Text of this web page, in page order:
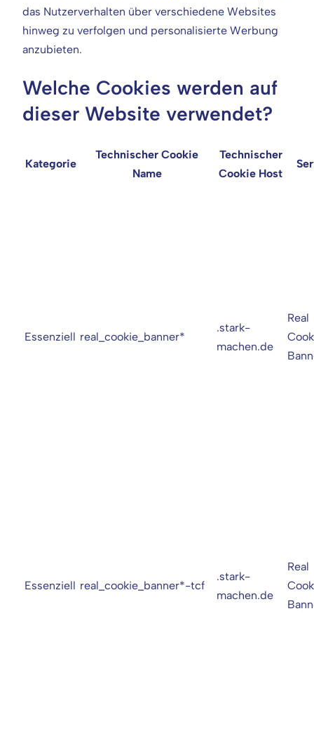
das Nutzerverhalten über verschiedene Websites
hinweg zu verfolgen und personalisierte Werbung
anzubieten.
Welche Cookies werden auf
dieser Website verwendet?
Kategorie
Technischer Cookie
Name
Technischer
Cookie Host
Essenziell real_cookie_banner*
.stark-
machen.de
Real
Essenziell real_cookie_banner*-tcf
.stark-
machen.de
Real